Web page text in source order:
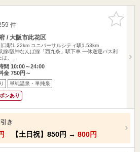
お気に入
りに追加
件
/ 大阪市此花区
口駅1.22km ユニバーサルシティ駅1.53km
線/阪神なんば線「西九条」駅下車 一休送迎バス利
は、…
間 10:00～24:00
金 750円～
単純温泉・単純泉
ンあり
き
【土日祝】 850円 → 800円